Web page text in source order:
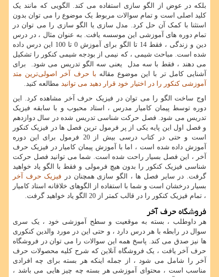
بلکه در عوض از الگو سازی استفاده می کند. الگویی که مانند یک
کلید اصلی است و تمام سوالات مربوط یک موضوع را می توان بدون
استثنا با کمک آن حل کرد. مدل سازی یا الگو سازی را می توان در
تمام دوره های آموزشی این موسسه یافت. به عنوان مثال ، در درس
دین و زندگی ، فقط 14 تا الگو برای آموزش 0 تا 100 این درس داده
شده است. مباحث شیمی ، که نیمی از بودجه شیمی کنکور را تشکیل
می دهند ، فقط با سه مدل یعنی سه الگو تدریس می شود. برای
آشنایی کامل تر با این موضوع مقاله با حرف آخر اصولی‌ترین متد
آموزشی کنکور را در اختیار خود قرار دهید می توانید مطالعه کنید.
اوج ساخت الگو را می توان در فیزیک حرف آخر مشاهده کرد. این
دوره توسط پیمان کامیار مدرس ، استاد محبوب و با سابقه فیزیک
تدریس می شود. فصل حرکت شناسی تدریس شده در سال دوازدهم
و فصل اول این پایه یکی از پر فرمول ترین فصل ها در فیزیک کنکور
است و حتی در کتاب درسی بیش از 20 فرمول برای این دوره
آموزش داده شده است ، اما با آموزش پیمان کامیار در فیزیک حرف
آخر ، این فصل بسیار راحت شده است. شما می توانید فصل حرکت
شناسی فیزیک کنکور را بدون هیچ فرمولی و فقط با الگو یاد خواهید
گرفت. در سایر فصل ها ، الگو سازی همچنان در فیزیک حرف آخر
بسیار درخشان است و شما با استفاده از الگوهای خلاقانه استاد کامیار
، تمام فیزیک کنکور را در قالب کمتر از 20 الگو یاد خواهید گرفت.
فروشگاه حرف آخر
هر داوطلب ، بسته به موقعیت و سطح آموزشی خود ، یک سری
سوال در رابطه با هر درس دارد ، و حتی این در مورد والدین کنکوری
ها نیز صدق می کند. پاسخ همه این سوالات را می توان در فروشگاه
حرف آخر یافت ، یک فروشگاه آنلاین که شرح کلیه محصولات حرف
آخر را شامل می شود ، از جمله اینکه هر بسته برای چه افرادی
مناسب است ، محتوای آموزشی هر بسته چه چیز هایی می باشد ،